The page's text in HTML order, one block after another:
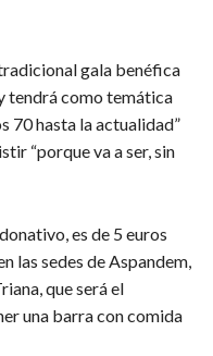
gala benéfica
tendrá como temática
70 hasta la actualidad”
“porque va a ser, sin
es de 5 euros
las sedes de Aspandem,
que será el
una barra con comida